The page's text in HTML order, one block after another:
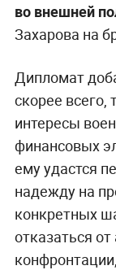
во внешней
Захарова на
Дипломат
скорее всего,
интересы
финансовых
ему удастся
надежду на
конкретных
отказаться